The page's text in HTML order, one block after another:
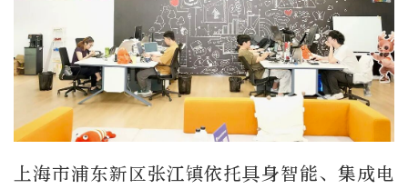
上海市浦东新区张江镇依托具身智能、集成电